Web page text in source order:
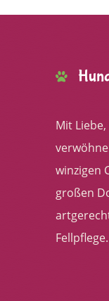
Mit
winzigen
großen
Fellpflege.